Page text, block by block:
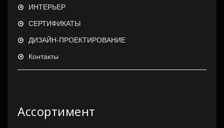
ИНТЕРЬЕР
СЕРТИФИКАТЫ
ДИЗАЙН-ПРОЕКТИРОВАНИЕ
Контакты
Ассортимент